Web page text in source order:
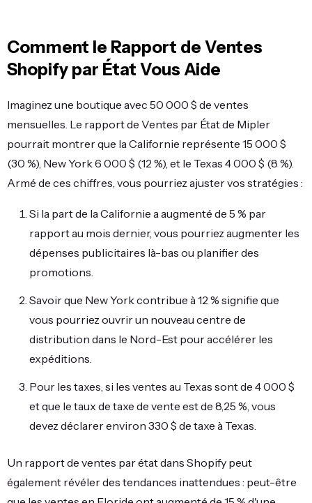
Comment le Rapport de Ventes
Shopify par État Vous Aide
Imaginez une boutique avec 50 000 $ de ventes
mensuelles. Le rapport de Ventes par État de Mipler
pourrait montrer que la Californie représente 15 000 $
(30 %), New York 6 000 $ (12 %), et le Texas 4 000 $ (8 %).
Armé de ces chiffres, vous pourriez ajuster vos stratégies :
Si la part de la Californie a augmenté de 5 % par
rapport au mois dernier, vous pourriez augmenter les
dépenses publicitaires là-bas ou planifier des
promotions.
Savoir que New York contribue à 12 % signifie que
vous pourriez ouvrir un nouveau centre de
distribution dans le Nord-Est pour accélérer les
expéditions.
Pour les taxes, si les ventes au Texas sont de 4 000 $
et que le taux de taxe de vente est de 8,25 %, vous
devez déclarer environ 330 $ de taxe à Texas.
Un rapport de ventes par état dans Shopify peut
également révéler des tendances inattendues : peut-être